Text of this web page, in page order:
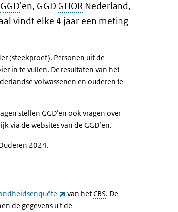
GGD'en, GGD GHOR Nederland,
vindt elke 4 jaar een meting
(steekproef). Personen uit de
in te vullen. De resultaten van het
volwassenen en ouderen te
stellen GGD’en ook vragen over
via de websites van de GGD’en.
2024.
(externe link)
van hetCBS. De
de gegevens uit de